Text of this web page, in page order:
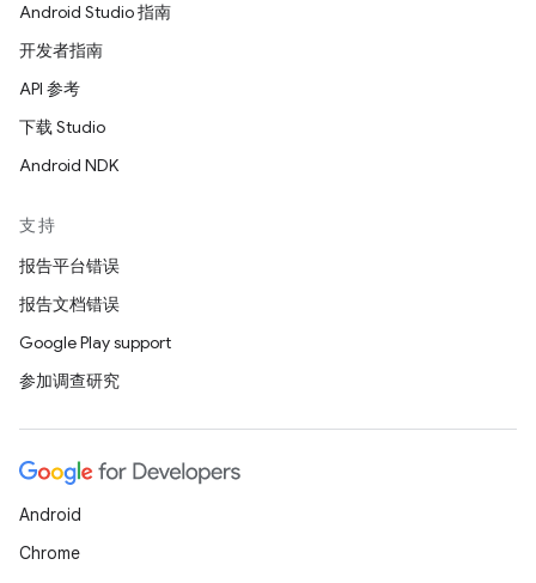
Android Studio 指南
开发者指南
API 参考
下载 Studio
Android NDK
支持
报告平台错误
报告文档错误
Google Play support
参加调查研究
Android
Chrome